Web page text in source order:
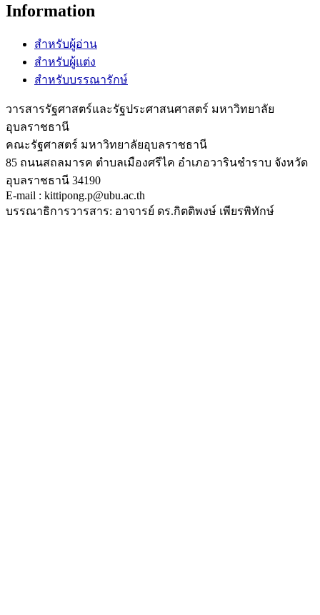
Information
สำหรับผู้อ่าน
สำหรับผู้แต่ง
สำหรับบรรณารักษ์
วารสารรัฐศาสตร์และรัฐประศาสนศาสตร์ มหาวิทยาลัย
อุบลราชธานี
คณะรัฐศาสตร์ มหาวิทยาลัยอุบลราชธานี
85 ถนนสถลมารค ตำบลเมืองศรีไค อำเภอวารินชำราบ จังหวัด
อุบลราชธานี 34190
E-mail : kittipong.p@ubu.ac.th
บรรณาธิการวารสาร: อาจารย์ ดร.กิตติพงษ์ เพียรพิทักษ์